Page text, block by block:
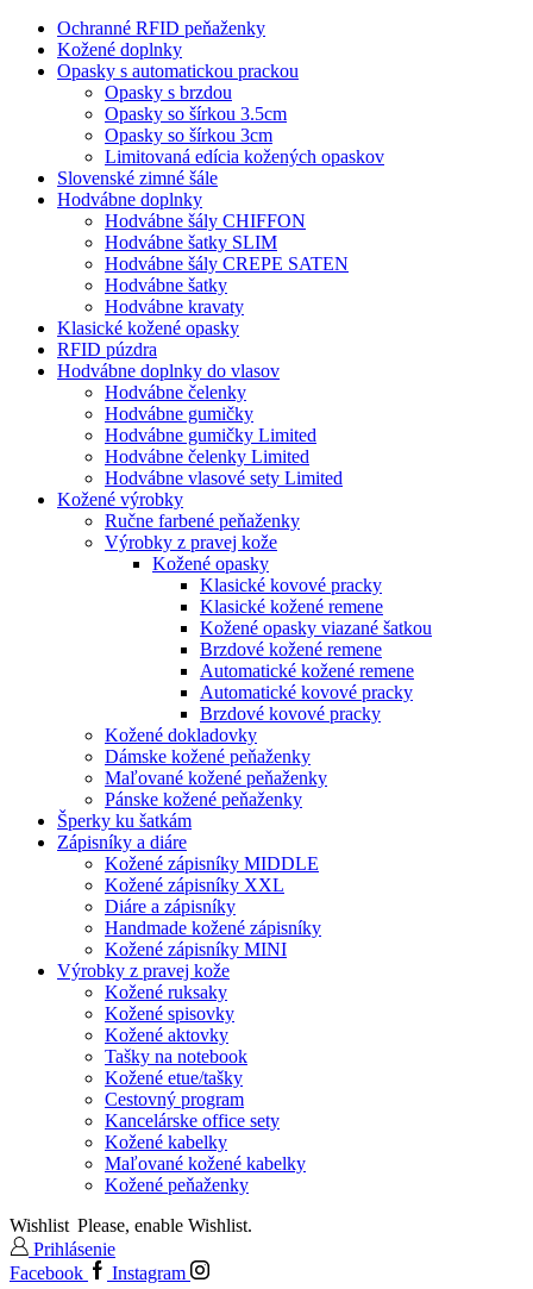
Ochranné RFID peňaženky
Kožené doplnky
Opasky s automatickou prackou
Opasky s brzdou
Opasky so šírkou 3.5cm
Opasky so šírkou 3cm
Limitovaná edícia kožených opaskov
Slovenské zimné šále
Hodvábne doplnky
Hodvábne šály CHIFFON
Hodvábne šatky SLIM
Hodvábne šály CREPE SATEN
Hodvábne šatky
Hodvábne kravaty
Klasické kožené opasky
RFID púzdra
Hodvábne doplnky do vlasov
Hodvábne čelenky
Hodvábne gumičky
Hodvábne gumičky Limited
Hodvábne čelenky Limited
Hodvábne vlasové sety Limited
Kožené výrobky
Ručne farbené peňaženky
Výrobky z pravej kože
Kožené opasky
Klasické kovové pracky
Klasické kožené remene
Kožené opasky viazané šatkou
Brzdové kožené remene
Automatické kožené remene
Automatické kovové pracky
Brzdové kovové pracky
Kožené dokladovky
Dámske kožené peňaženky
Maľované kožené peňaženky
Pánske kožené peňaženky
Šperky ku šatkám
Zápisníky a diáre
Kožené zápisníky MIDDLE
Kožené zápisníky XXL
Diáre a zápisníky
Handmade kožené zápisníky
Kožené zápisníky MINI
Výrobky z pravej kože
Kožené ruksaky
Kožené spisovky
Kožené aktovky
Tašky na notebook
Kožené etue/tašky
Cestovný program
Kancelárske office sety
Kožené kabelky
Maľované kožené kabelky
Kožené peňaženky
Wishlist Please, enable Wishlist.
Prihlásenie
Facebook
Instagram